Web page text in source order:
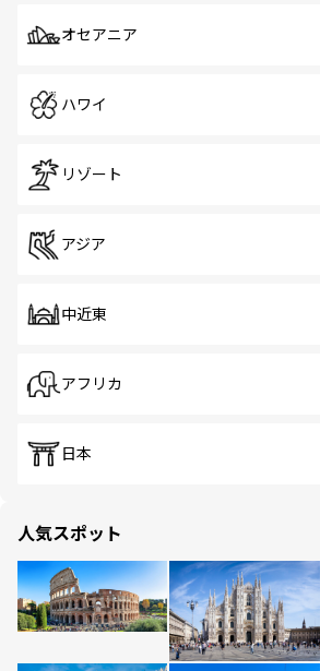
オセアニア
ハワイ
リゾート
アジア
中近東
アフリカ
日本
人気スポット